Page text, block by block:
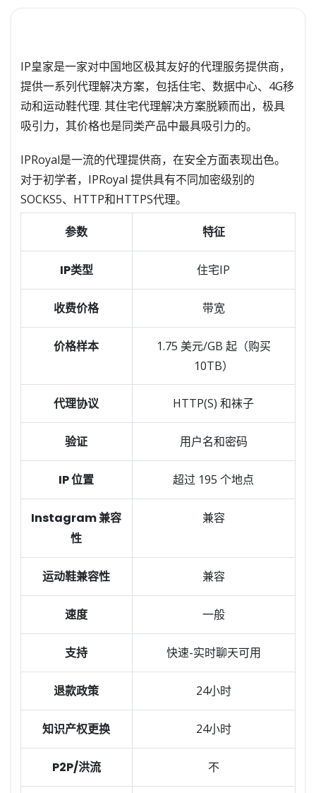
IP皇家是一家对中国地区极其友好的代理服务提供商，
提供一系列代理解决方案，包括住宅、数据中心、4G移
动和运动鞋代理. 其住宅代理解决方案脱颖而出，极具
吸引力，其价格也是同类产品中最具吸引力的。
IPRoyal是一流的代理提供商，在安全方面表现出色。
对于初学者，IPRoyal 提供具有不同加密级别的
SOCKS5、HTTP和HTTPS代理。
参数 特征
IP类型 住宅IP
收费价格 带宽
价格样本
1.75 美元/GB 起（购买
10TB）
代理协议 HTTP(S) 和袜子
验证 用户名和密码
IP 位置 超过 195 个地点
Instagram 兼容
性
兼容
运动鞋兼容性 兼容
速度 一般
支持 快速-实时聊天可用
退款政策 24小时
知识产权更换 24小时
P2P/洪流 不